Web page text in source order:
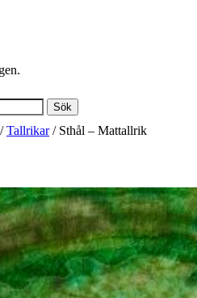
Sök
/Tallrikar/ Sthål – Mattallrik